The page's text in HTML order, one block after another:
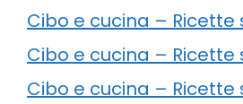
Cibo e cucina –
Cibo e cucina – Ricette
Cibo e cucina – Ricette